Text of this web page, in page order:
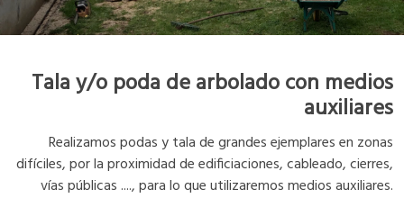
Tala y/o poda de arbolado con medios
auxiliares
Realizamos podas y tala de grandes ejemplares en zonas
difíciles, por la proximidad de edificiaciones, cableado, cierres,
vías públicas ...., para lo que utilizaremos medios auxiliares.